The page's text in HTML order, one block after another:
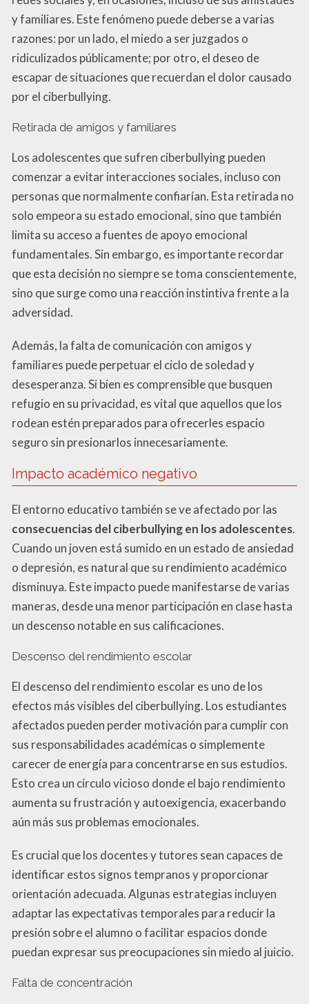
y familiares. Este fenómeno puede deberse a varias
razones: por un lado, el miedo a ser juzgados o
ridiculizados públicamente; por otro, el deseo de
escapar de situaciones que recuerdan el dolor causado
por el ciberbullying.
Retirada de amigos y familiares
Los adolescentes que sufren ciberbullying pueden
comenzar a evitar interacciones sociales, incluso con
personas que normalmente confiarían. Esta retirada no
solo empeora su estado emocional, sino que también
limita su acceso a fuentes de apoyo emocional
fundamentales. Sin embargo, es importante recordar
que esta decisión no siempre se toma conscientemente,
sino que surge como una reacción instintiva frente a la
adversidad.
Además, la falta de comunicación con amigos y
familiares puede perpetuar el ciclo de soledad y
desesperanza. Si bien es comprensible que busquen
refugio en su privacidad, es vital que aquellos que los
rodean estén preparados para ofrecerles espacio
seguro sin presionarlos innecesariamente.
Impacto académico negativo
El entorno educativo también se ve afectado por las
consecuencias del ciberbullying en los adolescentes.
Cuando un joven está sumido en un estado de ansiedad
o depresión, es natural que su rendimiento académico
disminuya. Este impacto puede manifestarse de varias
maneras, desde una menor participación en clase hasta
un descenso notable en sus calificaciones.
Descenso del rendimiento escolar
El descenso del rendimiento escolar es uno de los
efectos más visibles del ciberbullying. Los estudiantes
afectados pueden perder motivación para cumplir con
sus responsabilidades académicas o simplemente
carecer de energía para concentrarse en sus estudios.
Esto crea un círculo vicioso donde el bajo rendimiento
aumenta su frustración y autoexigencia, exacerbando
aún más sus problemas emocionales.
Es crucial que los docentes y tutores sean capaces de
identificar estos signos tempranos y proporcionar
orientación adecuada. Algunas estrategias incluyen
adaptar las expectativas temporales para reducir la
presión sobre el alumno o facilitar espacios donde
puedan expresar sus preocupaciones sin miedo al juicio.
Falta de concentración